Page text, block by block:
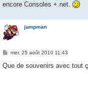
encore Consoles +.net.
jumpman
M
s
mer. 25 août 2010 11:43
Que de souvenirs avec tout